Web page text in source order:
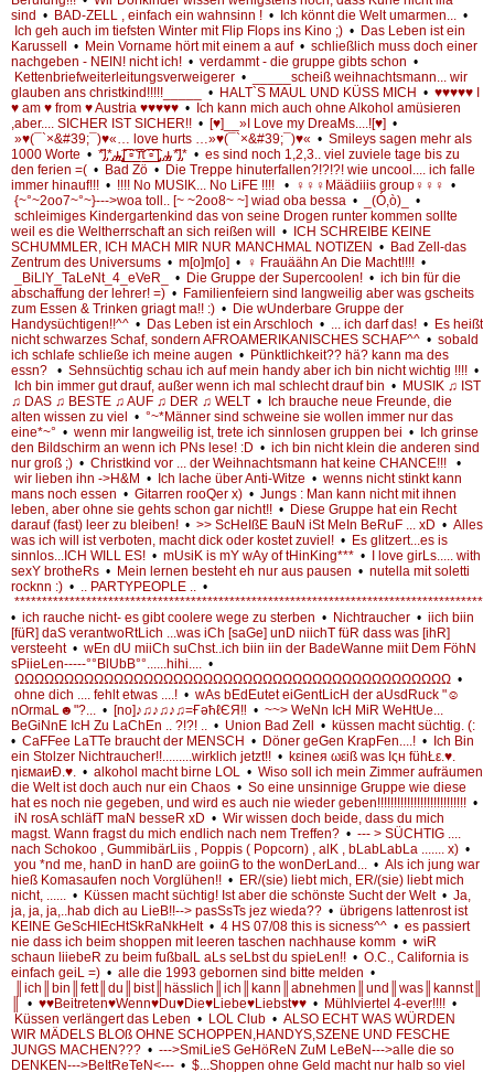
sind • BAD-ZELL , einfach ein wahnsinn ! • Ich könnt die Welt umarmen...
•
Ich geh auch im tiefsten Winter mit Flip Flops ins Kino ;) • Das Leben ist ein
Karussell • Mein Vorname hört mit einem a auf • schließlich muss doch einer
nachgeben - NEIN! nicht ich! • verdammt - die gruppe gibts schon •
Kettenbriefweiterleitungsverweigerer •
_____scheiß weihnachtsmann... wir
glauben ans christkind!!!!!_____
• HALT`S MAUL UND KÜSS MICH • ♥♥♥♥♥ I
♥ am ♥ from ♥ Austria ♥♥♥♥♥ • Ich kann mich auch ohne Alkohol amüsieren
,aber.... SICHER IST SICHER!! • [♥]__»I Love my DreaMs....![♥] •
»♥(¯`×&#39;¯)♥«… love hurts …»♥(¯`×&#39;¯)♥« • Smileys sagen mehr als
1000 Worte • *̡͌l̡*̡̡ ̴̡ı̴̴̡ ̡̡͡|̲̲̲͡͡͡ ̲▫̲͡ ̲̲̲͡͡π̲̲͡͡ ̲̲͡▫̲̲͡͡ ̲|̡̡̡ ̡ ̴̡ı̴̡̡ *̡͌l̡* • es sind noch 1,2,3.. viel zuviele tage bis zu
den ferien =( • Bad Zö • Die Treppe hinuterfallen?!?!?! wie uncool.... ich falle
immer hinauf!!! • !!!! No MUSIK... No LiFE !!!! • ♀♀♀Määdiiis group♀♀♀ •
{~°~2oo7~°~}--->woa toll.. [~ ~2oo8~ ~] wiad oba bessa • _(Ó,ò)_
•
schleimiges Kindergartenkind das von seine Drogen runter kommen sollte
weil es die Weltherrschaft an sich reißen will • ICH SCHREIBE KEINE
SCHUMMLER, ICH MACH MIR NUR MANCHMAL NOTIZEN • Bad Zell-das
Zentrum des Universums • m[o]m[o] • ♀ Frauäähn An Die Macht!!!! •
_BiLlY_TaLeNt_4_eVeR_
• Die Gruppe der Supercoolen! • ich bin für die
abschaffung der lehrer! =) • Familienfeiern sind langweilig aber was gscheits
zum Essen & Trinken griagt ma!! :) • Die wUnderbare Gruppe der
Handysüchtigen!!^^ • Das Leben ist ein Arschloch • ... ich darf das! • Es heißt
nicht schwarzes Schaf, sondern AFROAMERIKANISCHES SCHAF^^ • sobald
ich schlafe schließe ich meine augen • Pünktlichkeit?? hä? kann ma des
essn?
• Sehnsüchtig schau ich auf mein handy aber ich bin nicht wichtig !!!! •
Ich bin immer gut drauf, außer wenn ich mal schlecht drauf bin • MUSIK ♫ IST
♫ DAS ♫ BESTE ♫ AUF ♫ DER ♫ WELT • Ich brauche neue Freunde, die
alten wissen zu viel • °~*Männer sind schweine sie wollen immer nur das
eine*~° • wenn mir langweilig ist, trete ich sinnlosen gruppen bei • Ich grinse
den Bildschirm an wenn ich PNs lese! :D • ich bin nicht klein die anderen sind
nur groß ;) • Christkind vor ... der Weihnachtsmann hat keine CHANCE!!!
•
wir lieben ihn ->H&M • Ich lache über Anti-Witze • wenns nicht stinkt kann
mans noch essen • Gitarren rooQer x) • Jungs : Man kann nicht mit ihnen
leben, aber ohne sie gehts schon gar nicht!! • Diese Gruppe hat ein Recht
darauf (fast) leer zu bleiben! • >> ScHeIßE BauN iSt MeIn BeRuF ... xD • Alles
was ich will ist verboten, macht dick oder kostet zuviel! • Es glitzert...es is
sinnlos...ICH WILL ES! • mUsiK is mY wAy of tHinKing*** • I love girLs..... with
sexY brotheRs • Mein lernen besteht eh nur aus pausen • nutella mit soletti
rocknn :) • .. PARTYPEOPLE ..
•
• ich rauche nicht- es gibt coolere wege zu sterben • Nichtraucher • iich biin
[füR] daS verantwoRtLich ...was iCh [saGe] unD niichT füR dass was [ihR]
versteeht • wEn dU miiCh suChst..ich biin iin der BadeWanne miit Dem FöhN
sPiieLen-----°°BlUbB°°......hihi....
•
ΩΩΩΩΩΩΩΩΩΩΩΩΩΩΩΩΩΩΩΩΩΩΩΩΩΩΩΩΩΩΩΩΩΩΩΩΩΩΩΩΩΩΩΩ •
ohne dich .... fehlt etwas ....! • wAs bEdEutet eiGentLicH der aUsdRuck "☺
nOrmaL☻"?...
• [no]♪♫♪♫♪♫=ҒəħℓЄЯ‼ • ~~> WeNn IcH MiR WeHtUe...
BeGiNnE IcH Zu LaChEn .. ?!?! ..
• Union Bad Zell • küssen macht süchtig. (:
• CaFFee LaTTe braucht der MENSCH • Döner geGen KrapFen....! • Ich Bin
ein Stolzer Nichtraucher!!.........wirklich jetzt!! • kεineя ωεiß was Iςн fühŁε.♥.
ηiεмaиĐ.♥.
• alkohol macht birne LOL • Wiso soll ich mein Zimmer aufräumen
die Welt ist doch auch nur ein Chaos • So eine unsinnige Gruppe wie diese
hat es noch nie gegeben, und wird es auch nie wieder geben!!!!!!!!!!!!!!!!!!!!!!!!!!! •
iN rosA schläfT maN besseR xD • Wir wissen doch beide, dass du mich
magst. Wann fragst du mich endlich nach nem Treffen? • --- > SÜCHTIG ....
nach Schokoo , GummibärLiis , Poppis ( Popcorn) , alK , bLabLabLa ....... x) •
you *nd me, hanD in hanD are goiinG to the wonDerLand...
• Als ich jung war
hieß Komasaufen noch Vorglühen!! • ER/(sie) liebt mich, ER/(sie) liebt mich
nicht, ......
• Küssen macht süchtig! Ist aber die schönste Sucht der Welt • Ja,
ja, ja, ja,..hab dich au LieB!!--> pasSsTs jez wieda?? • übrigens lattenrost ist
KEINE GeScHlEcHtSkRaNkHeIt • 4 HS 07/08 this is sicness^^ • es passiert
nie dass ich beim shoppen mit leeren taschen nachhause komm • wiR
schaun liiebeR zu beim fußbalL aLs seLbst du spieLen!! • O.C., California is
einfach geiL =) • alle die 1993 gebornen sind bitte melden •
• ♥♥Beitreten♥Wenn♥Du♥Die♥Liebe♥Liebst♥♥ • Mühlviertel 4-ever!!!! •
Küssen verlängert das Leben • LOL Club • ALSO ECHT WAS WÜRDEN
WIR MÄDELS BLOß OHNE SCHOPPEN,HANDYS,SZENE UND FESCHE
JUNGS MACHEN??? • --->SmiLieS GeHöReN ZuM LeBeN--->alle die so
DENKEN--->BeItReTeN<--- • $...Shoppen ohne Geld macht nur halb so viel